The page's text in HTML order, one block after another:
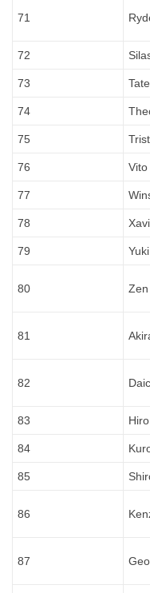
71
72
73 Tate
74
75
76 Vito
77
78
79 Yuki
80 Zen
81
82
83 Hiro
84
85
86
87